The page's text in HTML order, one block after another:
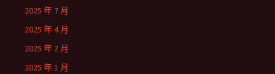
2025 年 7 月
2025 年 4 月
2025 年 2 月
2025 年 1 月